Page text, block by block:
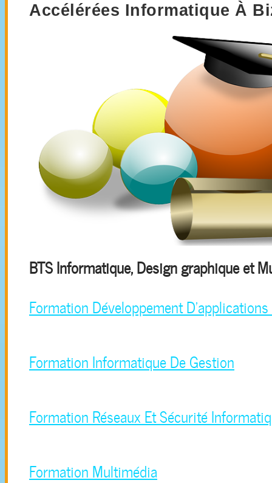
Accélérées Informatique À
BTS Informatique, Design graphique et
Formation Développement
Formation Informatique De Gestion
Formation Réseaux Et Sécurité
Formation Multimédia